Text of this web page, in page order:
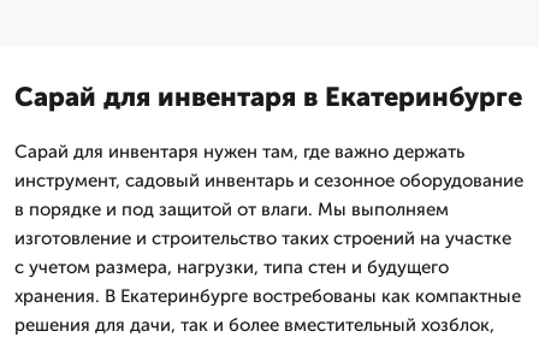
Сарай для инвентаря в Екатеринбурге
Сарай для инвентаря нужен там, где важно держать
инструмент, садовый инвентарь и сезонное оборудование
в порядке и под защитой от влаги. Мы выполняем
изготовление и строительство таких строений на участке
с учетом размера, нагрузки, типа стен и будущего
хранения. В Екатеринбурге востребованы как компактные
решения для дачи, так и более вместительный хозблок,